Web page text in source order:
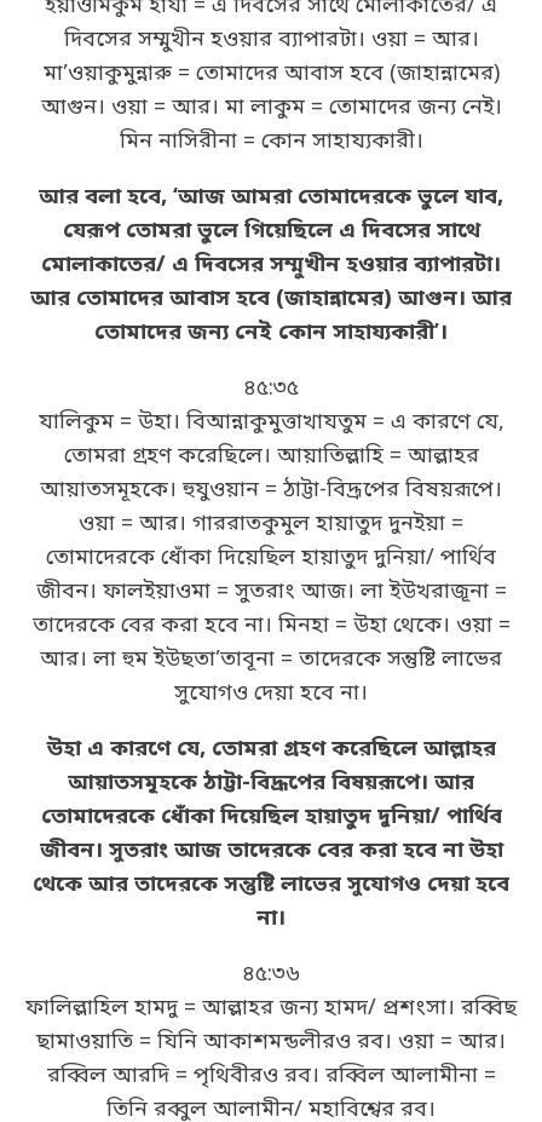
ইয়াওমিকুম হাযা = এ দিবসের সাথে মোলাকাতের/ এ
দিবসের সম্মুখীন হওয়ার ব্যাপারটা। ওয়া = আর।
মা’ওয়াকুমুন্নারু = তোমাদের আবাস হবে (জাহান্নামের)
আগুন। ওয়া = আর। মা লাকুম = তোমাদের জন্য নেই।
মিন নাসিরীনা = কোন সাহায্যকারী।
আর বলা হবে, ‘আজ আমরা তোমাদেরকে ভুলে যাব,
যেরূপ তোমরা ভুলে গিয়েছিলে এ দিবসের সাথে
মোলাকাতের/ এ দিবসের সম্মুখীন হওয়ার ব্যাপারটা।
আর তোমাদের আবাস হবে (জাহান্নামের) আগুন। আর
তোমাদের জন্য নেই কোন সাহায্যকারী’।
৪৫:৩৫
যালিকুম = উহা। বিআন্নাকুমুত্তাখাযতুম = এ কারণে যে,
তোমরা গ্রহণ করেছিলে। আয়াতিল্লাহি = আল্লাহর
আয়াতসমূহকে। হুযুওয়ান = ঠাট্টা-বিদ্রূপের বিষয়রূপে।
ওয়া = আর। গাররাতকুমুল হায়াতুদ দুনইয়া =
তোমাদেরকে ধোঁকা দিয়েছিল হায়াতুদ দুনিয়া/ পার্থিব
জীবন। ফালইয়াওমা = সুতরাং আজ। লা ইউখরাজূনা =
তাদেরকে বের করা হবে না। মিনহা = উহা থেকে। ওয়া =
আর। লা হুম ইউছতা’তাবূনা = তাদেরকে সন্তুষ্টি লাভের
সুযোগও দেয়া হবে না।
উহা এ কারণে যে, তোমরা গ্রহণ করেছিলে আল্লাহর
আয়াতসমূহকে ঠাট্টা-বিদ্রূপের বিষয়রূপে। আর
তোমাদেরকে ধোঁকা দিয়েছিল হায়াতুদ দুনিয়া/ পার্থিব
জীবন। সুতরাং আজ তাদেরকে বের করা হবে না উহা
থেকে আর তাদেরকে সন্তুষ্টি লাভের সুযোগও দেয়া হবে
না।
৪৫:৩৬
ফালিল্লাহিল হামদু = আল্লাহর জন্য হামদ/ প্রশংসা। রব্বিছ
ছামাওয়াতি = যিনি আকাশমন্ডলীরও রব। ওয়া = আর।
রব্বিল আরদি = পৃথিবীরও রব। রব্বিল আলামীনা =
তিনি রব্বুল আলামীন/ মহাবিশ্বের রব।